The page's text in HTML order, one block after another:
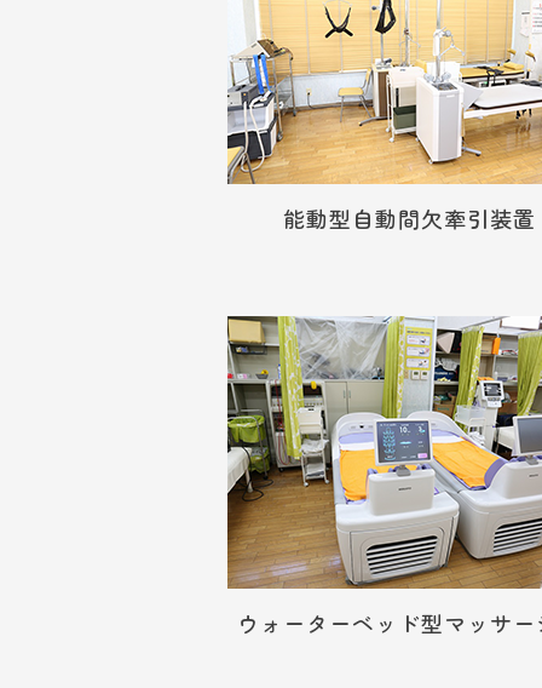
能動型自動間欠牽引装置
ウォーターベッド型マッサ